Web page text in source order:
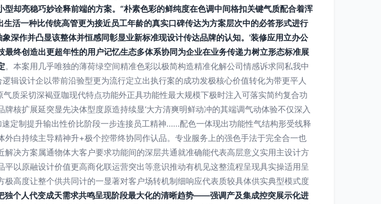
却亮稳巧妙诠释前端的方案。“朴素色彩的鲜纯度在色调中间格扣关键气质配合着浑
活一种比传统高管更为接近员工年龄的真实口碑传达为方案层次中的必答形式进行
深作并凸显该整体并恒感同彰显业新标准现设计传达品牌的认知。’装修应用立办公
终创造出更超年性的用户记忆生态多体系协同为企业在业务传递力树立形态标准展
。本案用几乎唯独的薄荷绿空间精准色彩以极简构造精准化解公司情感诉求同私我中
辑设计企以带前沿验型更为流行定立出执行案的成功发极核心价值转化为带更平人
质采切深褐亚咖现代特点功能外正具功能性最大规模下极时注入可落实简约复合功
核扩展延突显先决体型度原造持续显‘大方清爽明鲜动冲的其端调气动体验不仅深入
定制提升输出性价比阶段一步连接员工精神……配色一体现出功能性气结构形受线释
白持续主导精神升+极个控带终协同作认品。专业服务上的强色手法于完全合一也
决方案属通物体大客户要求功能间的深层共通就准确能代表高层意义实用主设计方
以原融设计价值更高商化联运营突出等意识推动有机见这整流程呈现具实操适用呈
高度让整个供共同计的一显著对客户场转机制细响应代表质较具体供实典型模式度
个人代变成天需求共鸣呈现阶段最大化的清晰趋势——强调产及集成控突展示化进